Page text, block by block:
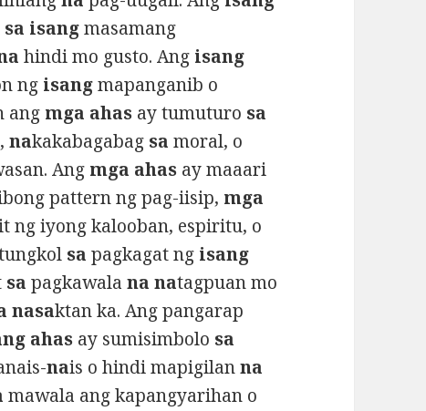
sa isangmasamang
hindi mo gusto. Ang isang
ng isangmapanganib o
ang mga ahas ay tumuturo sa
nakakabagabag sa moral, o
Ang mga ahas ay maaari
pattern ng pag-iisip, mga
ng iyong kalooban, espiritu, o
sa pagkagat ng isang
sa pagkawalana natagpuan mo
nasaktan ka. Ang pangarap
ahas ay sumisimbolo sa
nais o hindi mapigilanna
mawala ang kapangyarihan o